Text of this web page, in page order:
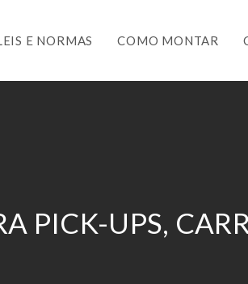
E NORMAS COMO MONTAR
PICK-UPS,